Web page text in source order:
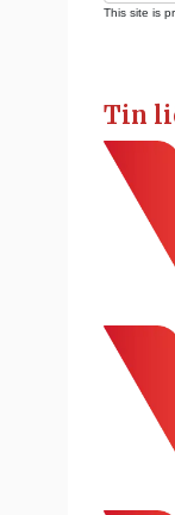
This site is
Tin